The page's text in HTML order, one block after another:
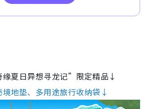
夏日异想寻龙记”限定精品↓
地垫、多用途旅行收纳袋↓